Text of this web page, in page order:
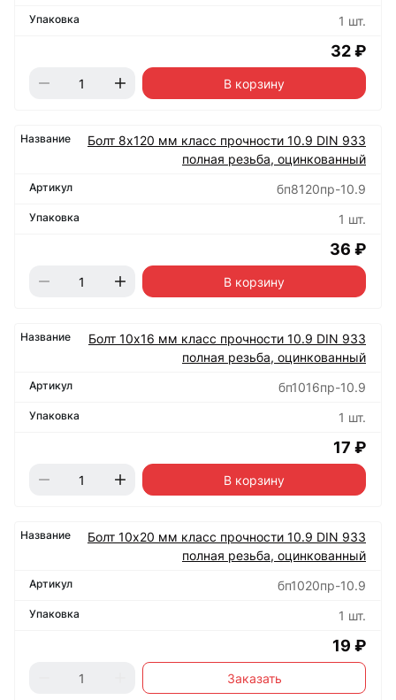
1 шт.
32 ₽
В корзину
Болт 8х120 мм класс прочности 10.9 DIN 933
полная резьба, оцинкованный
бп8120пр-10.9
1 шт.
36 ₽
В корзину
Болт 10х16 мм класс прочности 10.9 DIN 933
полная резьба, оцинкованный
бп1016пр-10.9
1 шт.
17 ₽
В корзину
Болт 10х20 мм класс прочности 10.9 DIN 933
полная резьба, оцинкованный
бп1020пр-10.9
1 шт.
19 ₽
Заказать